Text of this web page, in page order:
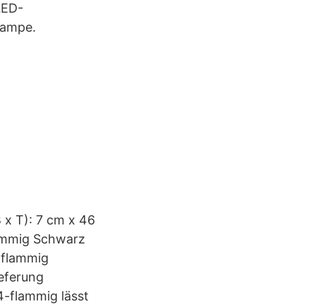
x T): 7 cm x 46
Schwarz
flammig lässt